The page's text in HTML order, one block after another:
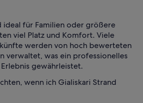
ideal für Familien oder größere
viel Platz und Komfort. Viele
werden von hoch bewerteten
verwaltet, was ein professionelles
gewährleistet.
wenn ich Gialiskari Strand